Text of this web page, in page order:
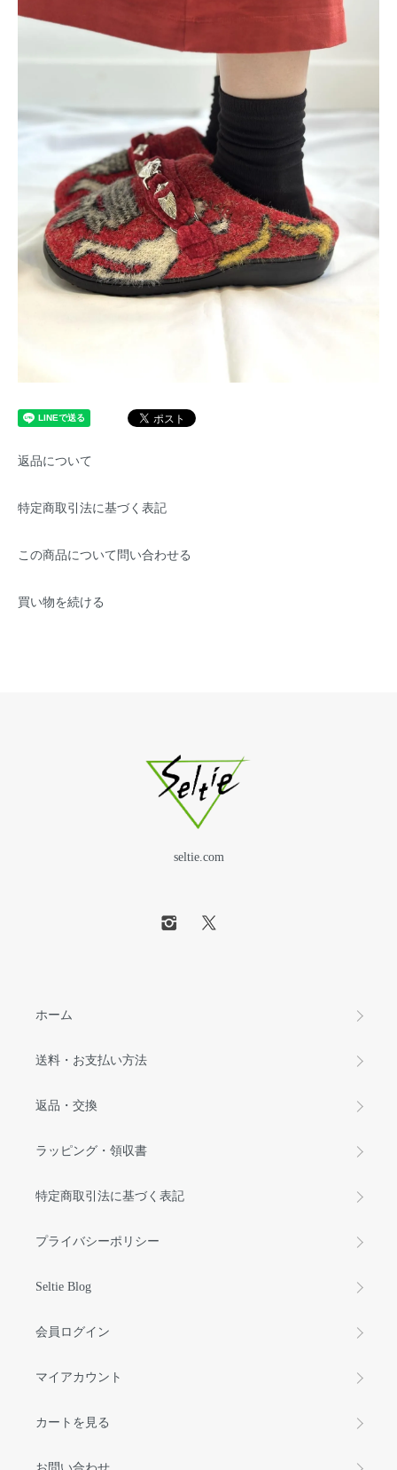
返品について
特定商取引法に基づく表記
この商品について問い合わせる
買い物を続ける
seltie.com
ホーム
送料・お支払い方法
返品・交換
ラッピング・領収書
特定商取引法に基づく表記
プライバシーポリシー
Seltie Blog
会員ログイン
マイアカウント
カートを見る